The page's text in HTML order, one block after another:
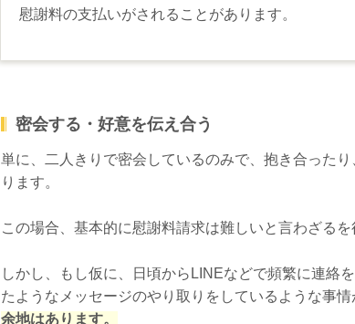
慰謝料の支払いがされることがあります。
密会する・好意を伝え合う
単に、二人きりで密会しているのみで、抱き合った
ります。
この場合、基本的に慰謝料請求は難しいと言わざるを
しかし、もし仮に、日頃からLINEなどで頻繁に連絡
たようなメッセージのやり取りをしているような事情
余地はあります。